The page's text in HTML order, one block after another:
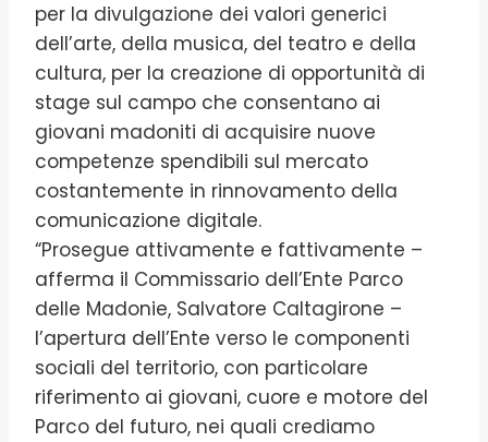
per la divulgazione dei valori generici
dell’arte, della musica, del teatro e della
cultura, per la creazione di opportunità di
stage sul campo che consentano ai
giovani madoniti di acquisire nuove
competenze spendibili sul mercato
costantemente in rinnovamento della
comunicazione digitale.
“Prosegue attivamente e fattivamente –
afferma il Commissario dell’Ente Parco
delle Madonie, Salvatore Caltagirone –
l’apertura dell’Ente verso le componenti
sociali del territorio, con particolare
riferimento ai giovani, cuore e motore del
Parco del futuro, nei quali crediamo